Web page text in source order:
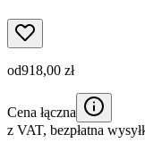
od918,00 zł
Cena łączna
z VAT, bezpłatna